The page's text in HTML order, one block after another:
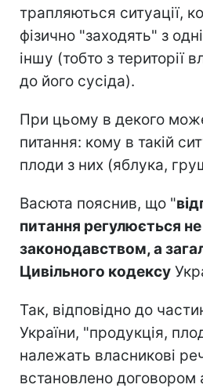
трапляються ситуації,
фізично "заходять" з
іншу (тобто з території
до його сусіда).
При цьому в декого
питання: кому в такій
плоди з них (яблука,
Васюта пояснив, що "
питання регулюється
законодавством, а
Цивільного кодексу
Так, відповідно до
України, "продукція,
належать власникові
встановлено договором